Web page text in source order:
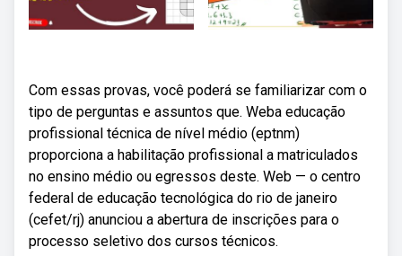
Com essas provas, você poderá se familiarizar com o
tipo de perguntas e assuntos que. Weba educação
profissional técnica de nível médio (eptnm)
proporciona a habilitação profissional a matriculados
no ensino médio ou egressos deste. Web — o centro
federal de educação tecnológica do rio de janeiro
(cefet/rj) anunciou a abertura de inscrições para o
processo seletivo dos cursos técnicos.